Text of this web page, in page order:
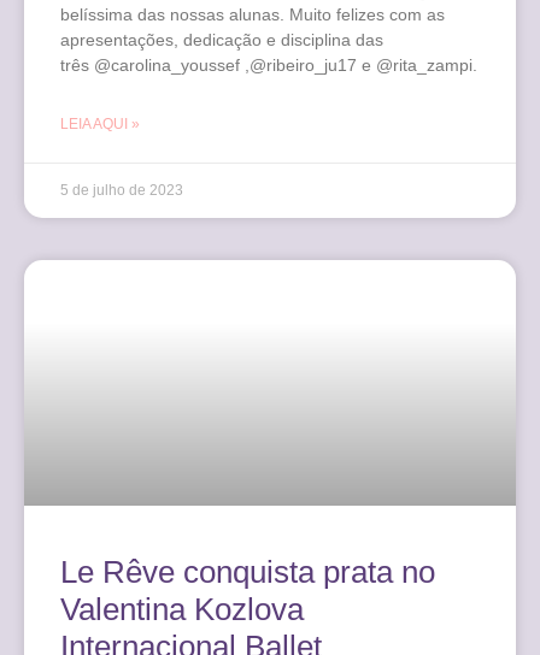
belíssima das nossas alunas. Muito felizes com as
apresentações, dedicação e disciplina das
três @carolina_youssef ,@ribeiro_ju17 e @rita_zampi.
LEIA AQUI »
5 de julho de 2023
Le Rêve conquista prata no
Valentina Kozlova
Internacional Ballet